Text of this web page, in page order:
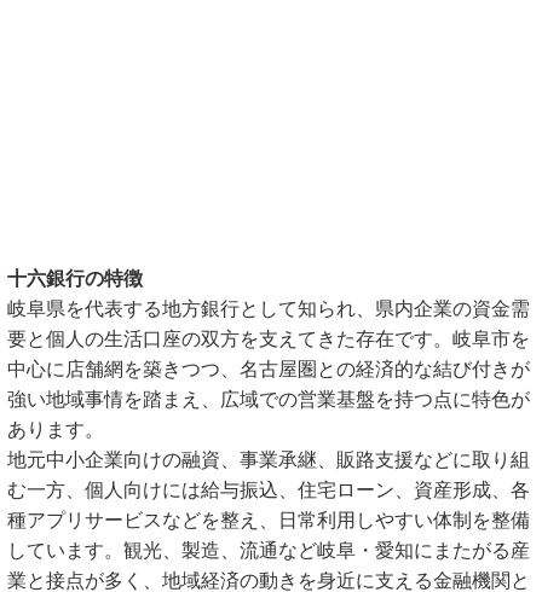
十六銀行の特徴
岐阜県を代表する地方銀行として知られ、県内企業の資金需
要と個人の生活口座の双方を支えてきた存在です。岐阜市を
中心に店舗網を築きつつ、名古屋圏との経済的な結び付きが
強い地域事情を踏まえ、広域での営業基盤を持つ点に特色が
あります。
地元中小企業向けの融資、事業承継、販路支援などに取り組
む一方、個人向けには給与振込、住宅ローン、資産形成、各
種アプリサービスなどを整え、日常利用しやすい体制を整備
しています。観光、製造、流通など岐阜・愛知にまたがる産
業と接点が多く、地域経済の動きを身近に支える金融機関と